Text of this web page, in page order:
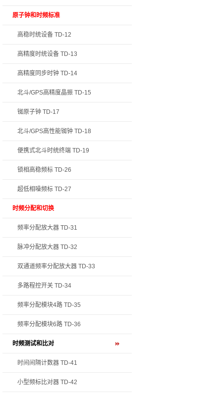
原子钟和时频标准
高稳时统设备 TD-12
高精度时统设备 TD-13
高精度同步时钟 TD-14
北斗/GPS高精度晶振 TD-15
铷原子钟 TD-17
北斗/GPS高性能铷钟 TD-18
便携式北斗时统终端 TD-19
锁相高稳频标 TD-26
超低相噪频标 TD-27
时频分配和切换
频率分配放大器 TD-31
脉冲分配放大器 TD-32
双通道频率分配放大器 TD-33
多路程控开关 TD-34
频率分配模块4路 TD-35
频率分配模块6路 TD-36
时频测试和比对
时间间隔计数器 TD-41
小型频标比对器 TD-42